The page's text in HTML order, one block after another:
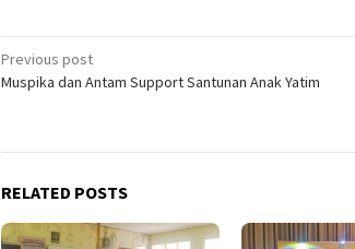
Post
navigation
Previous post
Muspika dan Antam Support Santunan Anak Yatim
RELATED POSTS